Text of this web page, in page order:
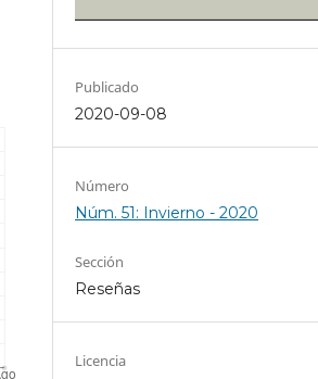
Publicado
2020-09-08
Número
Núm. 51: Invierno - 2020
Sección
Reseñas
Licencia